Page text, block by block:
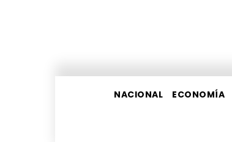
NACIONAL ECONOMÍA